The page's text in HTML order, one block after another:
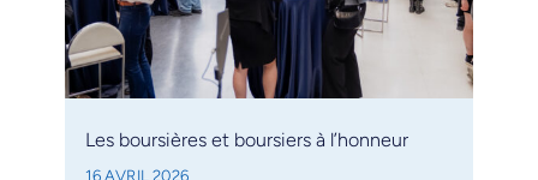
Les boursières et boursiers à l’honneur
16 AVRIL 2026